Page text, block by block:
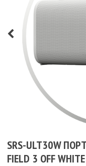
SRS-ULT30W
FIELD 3 OFF WHITE